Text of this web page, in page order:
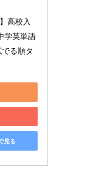
高校入
学英単語
る順タ
見る